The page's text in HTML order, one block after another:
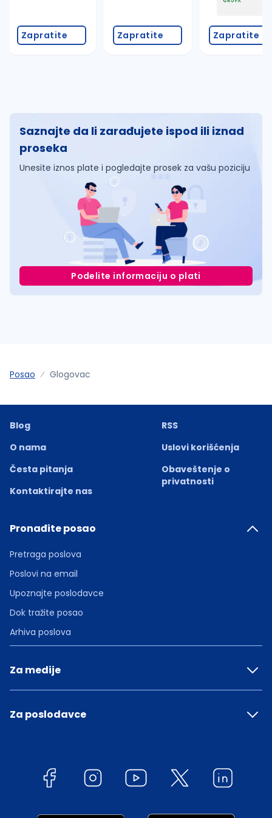
Zapratite Zapratite Zapratite
Saznajte da li zarađujete ispod ili iznad
proseka
Unesite iznos plate i pogledajte prosek za vašu poziciju
Podelite informaciju o plati
Posao Glogovac
Blog
O nama
Česta pitanja
Kontaktirajte nas
RSS
Uslovi korišćenja
Obaveštenje o
privatnosti
Pronađite posao
Pretraga poslova
Poslovi na email
Upoznajte poslodavce
Dok tražite posao
Arhiva poslova
Za medije
Za poslodavce